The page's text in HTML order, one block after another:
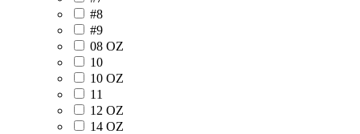
#8
#9
08 OZ
10
10 OZ
11
12 OZ
14 OZ